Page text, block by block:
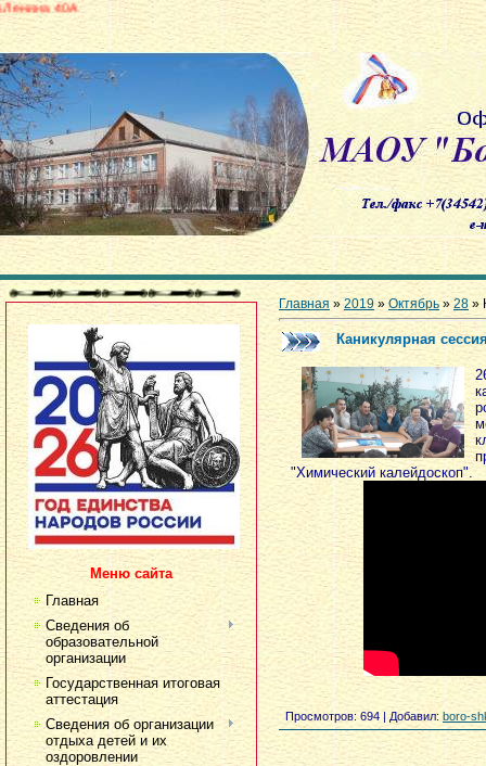
Меню сайта
Главная
Сведения об
образовательной
организации
Государственная итоговая
аттестация
Сведения об организации
отдыха детей и их
оздоровлении
Главная »2019 » Октябрь » 28 »
Каникулярная
"Химический калейдоскоп".
Просмотров: 694 | Добавил: boro-